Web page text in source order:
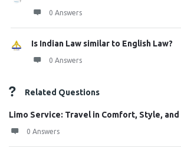
0 Answers
Is Indian Law similar to English Law?
0 Answers
Related Questions
Limo Service: Travel in Comfort, Style,
0 Answers